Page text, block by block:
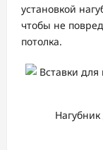
установкой
чтобы не
потолка.